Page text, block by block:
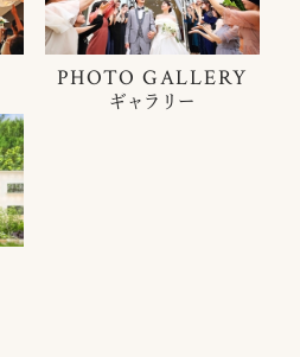
PHOTO GALLERY
ギャラリー